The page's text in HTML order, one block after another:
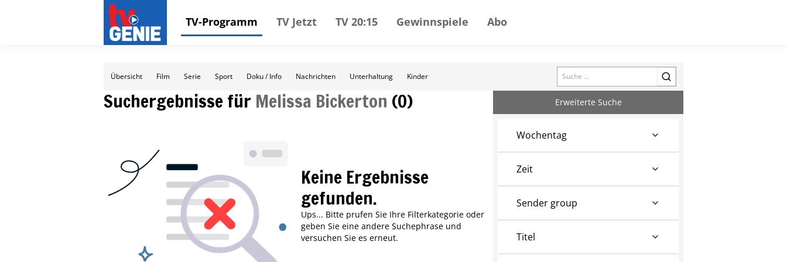
TV-Programm TV Jetzt TV 20:15 Gewinnspiele Abo
Übersicht Film Serie Sport Doku / Info Nachrichten Unterhaltung Kinder Search
Suchergebnisse für Melissa Bickerton (0)
Keine Ergebnisse
gefunden.
Ups... Bitte prufen Sie Ihre Filterkategorie oder
geben Sie eine andere Suchephrase und
versuchen Sie es erneut.
Erweiterte Suche
Wochentag
Zeit
Sender group
Titel